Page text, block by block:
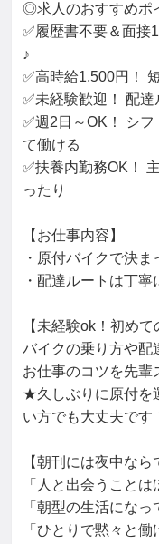
◎求人のおすすめポ
✅履歴書不要＆面接
♪
✅高時給1,500円！
✅未経験歓迎！ 配
✅週2日～OK！ シ
て働ける
✅扶養内勤務OK！
ったり
【お仕事内容】
・原付バイクで決
・配達ルートは丁
【未経験ok！初め
バイクの乗り方や配
お仕事のコツを先輩
★久しぶりに原付を
い方でも大丈夫です
【朝刊には夜中な
「人と出会うこと
「朝型の生活になっ
「ひとりで黙々と働